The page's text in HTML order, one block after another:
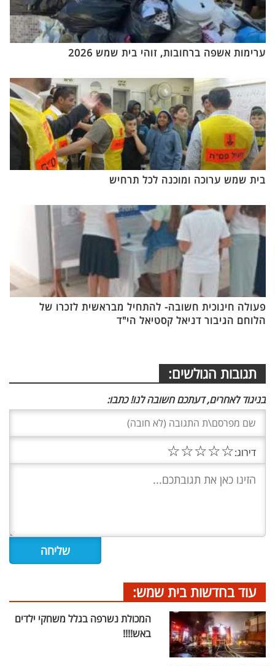
ערימות אשפה ברחובות, זוהי בית שמש 2026
בית שמש ערוכה ומוכנה לכל תרחיש
פעולה חינוכית חשובה- להתחיל מבראשית לזכרו של
הלוחם הגיבור דניאל קסטיאל הי"ד
תגובות הגולשים:
בניגוד לאחרים, דעתכם חשובה לנו! כתבו:
דירוג:☆
☆
☆
☆
☆
עוד בחדשות בית שמש:
המכולת נשרפה בגלל משחקי ילדים
באש!!!!